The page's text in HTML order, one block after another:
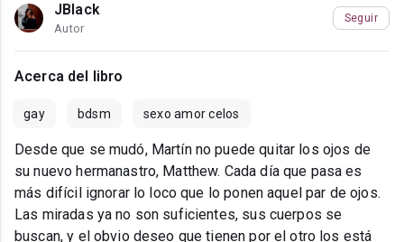
JBlack
Autor
Seguir
Acerca del libro
gay bdsm sexo amor celos
Desde que se mudó, Martín no puede quitar los ojos de
su nuevo hermanastro, Matthew. Cada día que pasa es
más difícil ignorar lo loco que lo ponen aquel par de ojos.
Las miradas ya no son suficientes, sus cuerpos se
buscan, y el obvio deseo que tienen por el otro los está